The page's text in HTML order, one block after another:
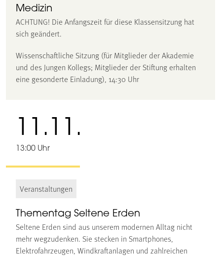
Medizin
ACHTUNG! Die Anfangszeit für diese Klassensitzung hat
sich geändert.
Wissenschaftliche Sitzung (für Mitglieder der Akademie
und des Jungen Kollegs; Mitglieder der Stiftung erhalten
eine gesonderte Einladung), 14:30 Uhr
11.11.
13:00 Uhr
Veranstaltungen
Thementag Seltene Erden
Seltene Erden sind aus unserem modernen Alltag nicht
mehr wegzudenken. Sie stecken in Smartphones,
Elektrofahrzeugen, Windkraftanlagen und zahlreichen